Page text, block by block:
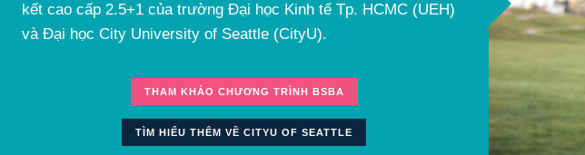
kết cao cấp 2.5+1 của trường Đại học Kinh tế Tp. HCMC (UEH)
và Đại học City University of Seattle (CityU).
THAM KHẢO CHƯƠNG TRÌNH BSBA
TÌM HIỂU THÊM VỀ CITYU OF SEATTLE